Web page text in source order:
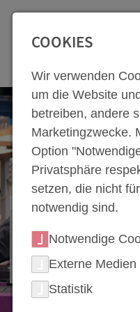
Zur Top Navigation
UNSERE
DER
COOKIES
Wir verwenden
um die Website
betreiben, andere
Marketingzwecke.
Option
Privatsphäre
setzen, die nicht
notwendig sind.
Notwendige
Externe Medien
Statistik